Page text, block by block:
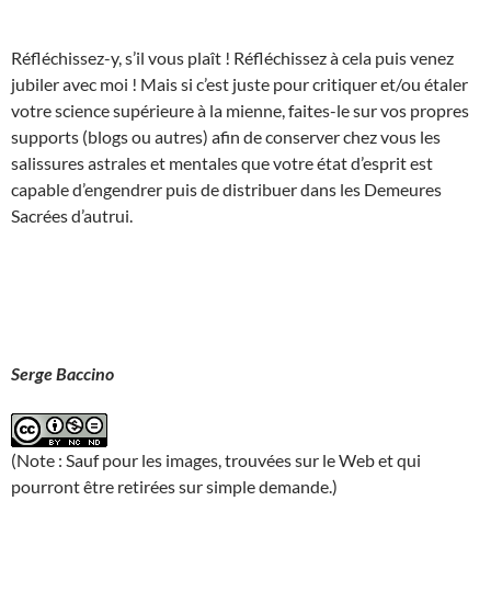
Réfléchissez-y, s’il vous plaît ! Réfléchissez à cela puis venez
jubiler avec moi ! Mais si c’est juste pour critiquer et/ou étaler
votre science supérieure à la mienne, faites-le sur vos propres
supports (blogs ou autres) afin de conserver chez vous les
salissures astrales et mentales que votre état d’esprit est
capable d’engendrer puis de distribuer dans les Demeures
Sacrées d’autrui.
Serge Baccino
(Note : Sauf pour les images, trouvées sur le Web et qui
pourront être retirées sur simple demande.)